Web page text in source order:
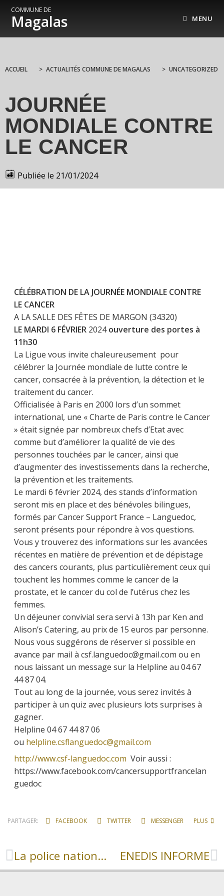
COMMUNE DE
Magalas MENU
ACCUEIL > ACTUALITÉS COMMUNE DE MAGALAS > UNCATEGORIZED
JOURNÉE
MONDIALE CONTRE
LE CANCER
Publiée le 21/01/2024
CÉLÉBRATION DE LA JOURNÉE MONDIALE CONTRE
LE CANCER
A LA SALLE DES FÊTES DE MARGON (34320)
LE MARDI 6 FÉVRIER 2024ouverture des portes à
11h30
La Ligue vous invite chaleureusement pour
célébrer la Journée mondiale de lutte contre le
cancer, consacrée à la prévention, la détection et le
traitement du cancer.
Officialisée à Paris en 2000 lors d’un sommet
international, une « Charte de Paris contre le Cancer
» était signée par nombreux chefs d’Etat avec
comme but d’améliorer la qualité de vie des
personnes touchées par le cancer, ainsi que
d’augmenter des investissements dans la recherche,
la prévention et les traitements.
Le mardi 6 février 2024, des stands d’information
seront mis en place et des bénévoles bilingues,
formés par Cancer Support France – Languedoc,
seront présents pour répondre à vos questions.
Vous y trouverez des informations sur les avancées
récentes en matière de prévention et de dépistage
des cancers courants, plus particulièrement ceux qui
touchent les hommes comme le cancer de la
prostate, et le cancer du col de l’utérus chez les
femmes.
Un déjeuner convivial sera servi à 13h par Ken and
Alison’s Catering, au prix de 15 euros par personne.
Nous vous suggérons de réserver si possible en
avance par mail à csf.languedoc@gmail.com ou en
nous laissant un message sur la Helpline au 04 67
44 87 04.
Tout au long de la journée, vous serez invités à
participer à un quiz avec plusieurs lots surprises à
gagner.
Helpline 04 67 44 87 06
ou helpline.csflanguedoc@gmail.com
http://www.csf-languedoc.com Voir aussi :
https://www.facebook.com/cancersupportfrancelan
guedoc
PARTAGER: FACEBOOK TWITTER MESSENGER PLUS
La police nationale recrute des cadets de la République ENEDIS INFORME